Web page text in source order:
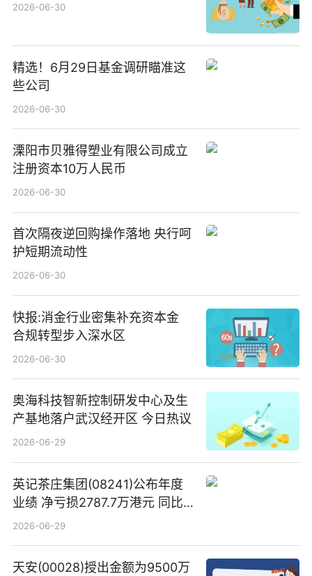
2026-06-30
精选！6月29日基金调研瞄准这
些公司
2026-06-30
溧阳市贝雅得塑业有限公司成立
注册资本10万人民币
2026-06-30
首次隔夜逆回购操作落地 央行呵
护短期流动性
2026-06-30
快报:消金行业密集补充资本金
合规转型步入深水区
2026-06-30
奥海科技智新控制研发中心及生
产基地落户武汉经开区 今日热议
2026-06-29
英记茶庄集团(08241)公布年度
业绩 净亏损2787.7万港元 同比
扩大65.15% 焦点速读
2026-06-29
天安(00028)授出金额为9500万